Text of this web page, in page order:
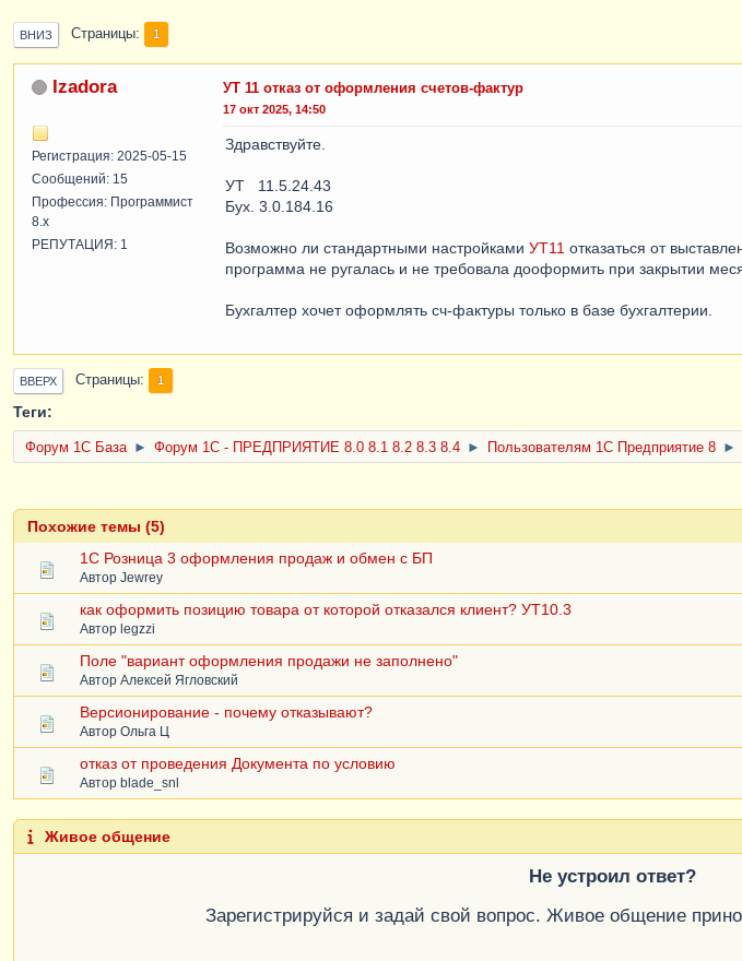
ВНИЗ Страницы 1
Izadora
Регистрация: 2025-05-15
Сообщений: 15
Профессия: Программист
8.x
РЕПУТАЦИЯ: 1
УТ 11 отказ от оформления счетов-фактур
17 окт 2025, 14:50
Здравствуйте.
УТ 11.5.24.43
Бух. 3.0.184.16
Возможно ли стандартными настройками УТ11 отказаться от
программа не ругалась и не требовала дооформить при закрытии
Бухгалтер хочет оформлять сч-фактуры только в базе бухгалтерии.
ВВЕРХ Страницы 1
Теги:
Форум 1C База ► Форум 1С - ПРЕДПРИЯТИЕ 8.0 8.1 8.2 8.3 8.4 ► Пользователям 1С Предприятие 8 ►
Похожие темы (5)
1С Розница 3 оформления продаж и обмен с БП
Автор Jewrey
как оформить позицию товара от которой отказался клиент? УТ10.3
Автор legzzi
Поле "вариант оформления продажи не заполнено"
Автор Алексей Ягловский
Версионирование - почему отказывают?
Автор Ольга Ц
отказ от проведения Документа по условию
Автор blade_snl
Живое общение
Не устроил ответ?
Зарегистрируйся и задай свой вопрос. Живое общение